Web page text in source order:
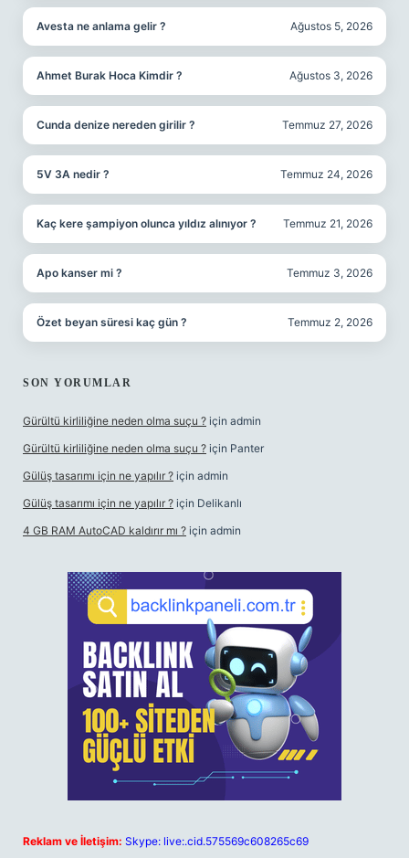
Avesta ne anlama gelir ? Ağustos 5, 2026
Ahmet Burak Hoca Kimdir ? Ağustos 3, 2026
Cunda denize nereden girilir ? Temmuz 27, 2026
5V 3A nedir ? Temmuz 24, 2026
Kaç kere şampiyon olunca yıldız alınıyor ? Temmuz 21, 2026
Apo kanser mi ? Temmuz 3, 2026
Özet beyan süresi kaç gün ? Temmuz 2, 2026
SON YORUMLAR
Gürültü kirliliğine neden olma suçu ? için admin
Gürültü kirliliğine neden olma suçu ? için Panter
Gülüş tasarımı için ne yapılır ? için admin
Gülüş tasarımı için ne yapılır ? için Delikanlı
4 GB RAM AutoCAD kaldırır mı ? için admin
Reklam ve İletişim: Skype: live:.cid.575569c608265c69